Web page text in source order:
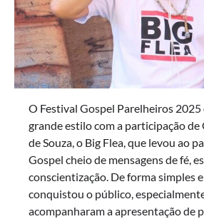
O Festival Gospel Parelheiros 2025
grande estilo com a participação de
de Souza, o Big Flea, que levou ao
Gospel cheio de mensagens de fé,
conscientização. De forma simples
conquistou o público,
acompanharam a apresentação de